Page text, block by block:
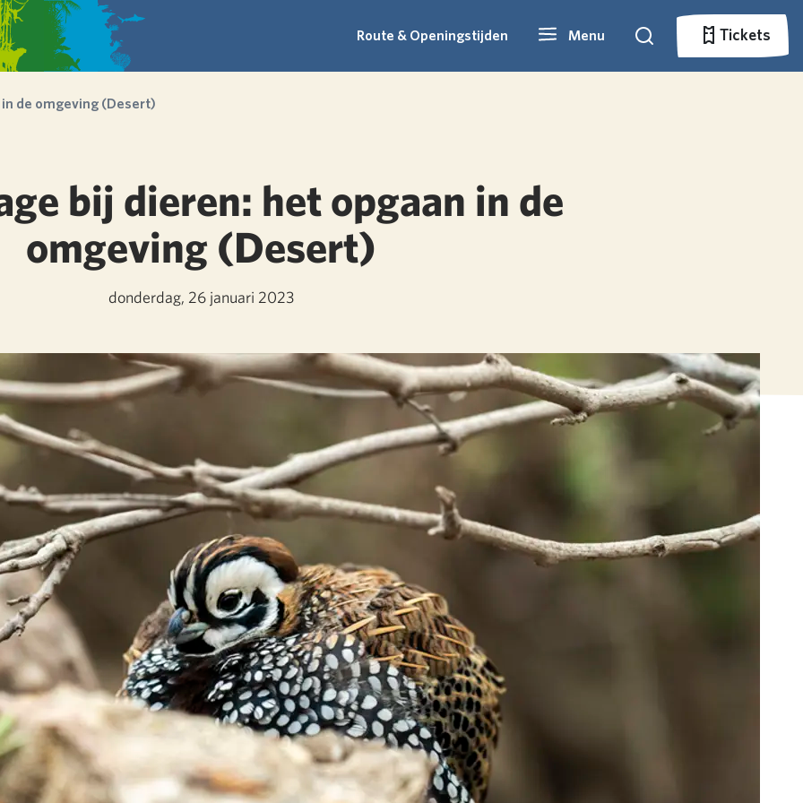
Route & Openingstijden Menu Zoeken Tickets
Tickets
de omgeving (Desert)
bij dieren: het opgaan in de
omgeving (Desert)
donderdag, 26 januari 2023